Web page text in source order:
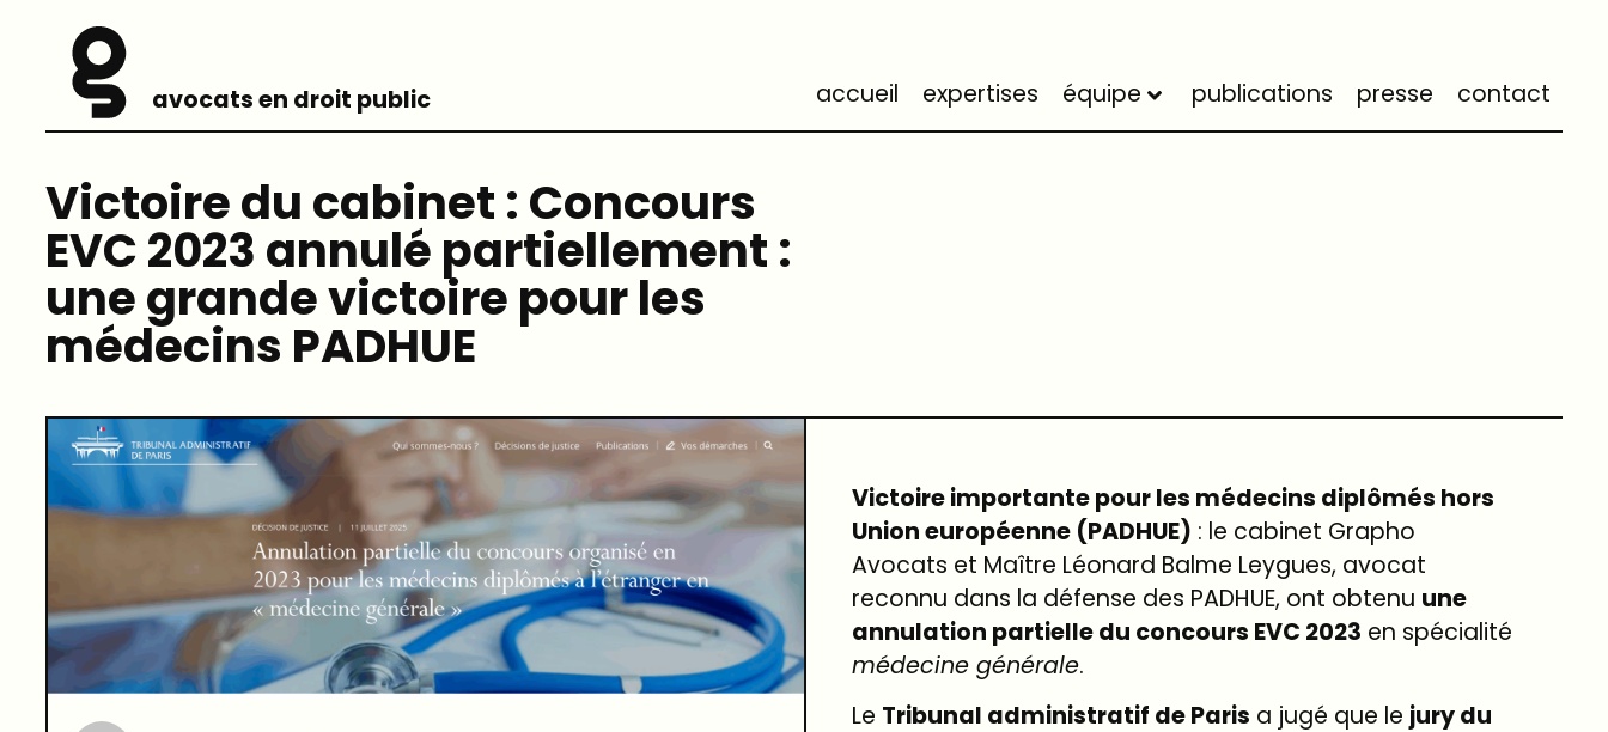
avocats en droit public accueil expertises équipe publications presse contact
Victoire du cabinet : Concours
EVC 2023 annulé partiellement :
une grande victoire pour les
médecins PADHUE
Victoire importante pour les médecins diplômés hors
Union européenne (PADHUE) : le cabinet Grapho
Avocats et Maître Léonard Balme Leygues, avocat
reconnu dans la défense des PADHUE, ont obtenu une
annulation partielle du concours EVC 2023 en spécialité
médecine générale.
Le Tribunal administratif de Paris a jugé que le jury du